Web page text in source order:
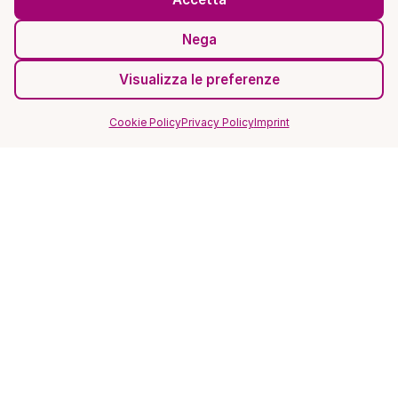
Nega
Visualizza le preferenze
Cookie PolicyPrivacy PolicyImprint